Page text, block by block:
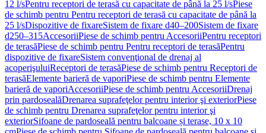
12 l/sPentru receptori de terasă cu capacitate de până la 25 l/sPiese
de schimb pentru Pentru receptori de terasă cu capacitate de până la
25 l/sDispozitive de fixareSistem de fixare d40–200Sistem de fixare
d250–315AccesoriiPiese de schimb pentru AccesoriiPentru receptori
de terasăPiese de schimb pentru Pentru receptori de terasăPentru
dispozitive de fixareSistem convenţional de drenaj al
acoperişuluiReceptori de terasăPiese de schimb pentru Receptori de
terasăElemente barieră de vaporiPiese de schimb pentru Elemente
barieră de vaporiAccesoriiPiese de schimb pentru AccesoriiDrenaj
prin pardosealăDrenarea suprafeţelor pentru interior şi exteriorPiese
de schimb pentru Drenarea suprafeţelor pentru interior şi
exteriorSifoane de pardoseală pentru balcoane și terase, 10 x 10